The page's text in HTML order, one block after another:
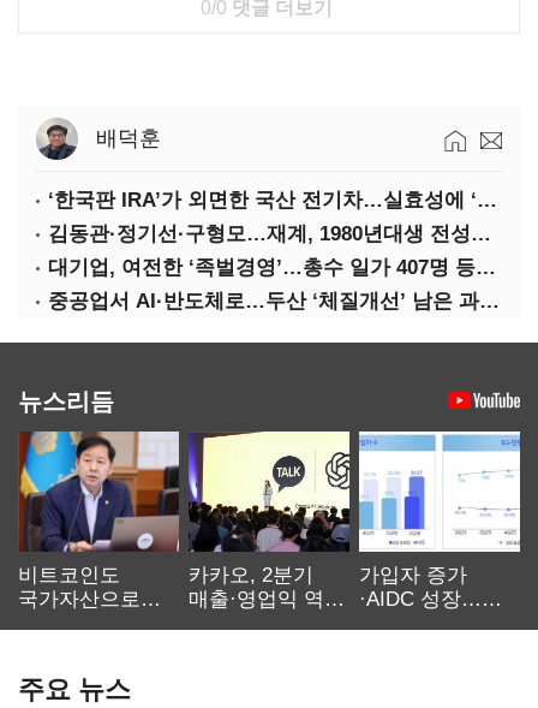
0/0 댓글 더보기
배덕훈
‘한국판 IRA’가 외면한 국산 전기차…실효성에 ‘의문’
김동관·정기선·구형모…재계, 1980년대생 전성시대
대기업, 여전한 ‘족벌경영’…총수 일가 407명 등기임원
중공업서 AI·반도체로…두산 ‘체질개선’ 남은 과제는
뉴스리듬
비트코인도
국가자산으로…'
카카오, 2분기
매출·영업익 역대
가입자 증가
·AIDC 성장…
주요 뉴스